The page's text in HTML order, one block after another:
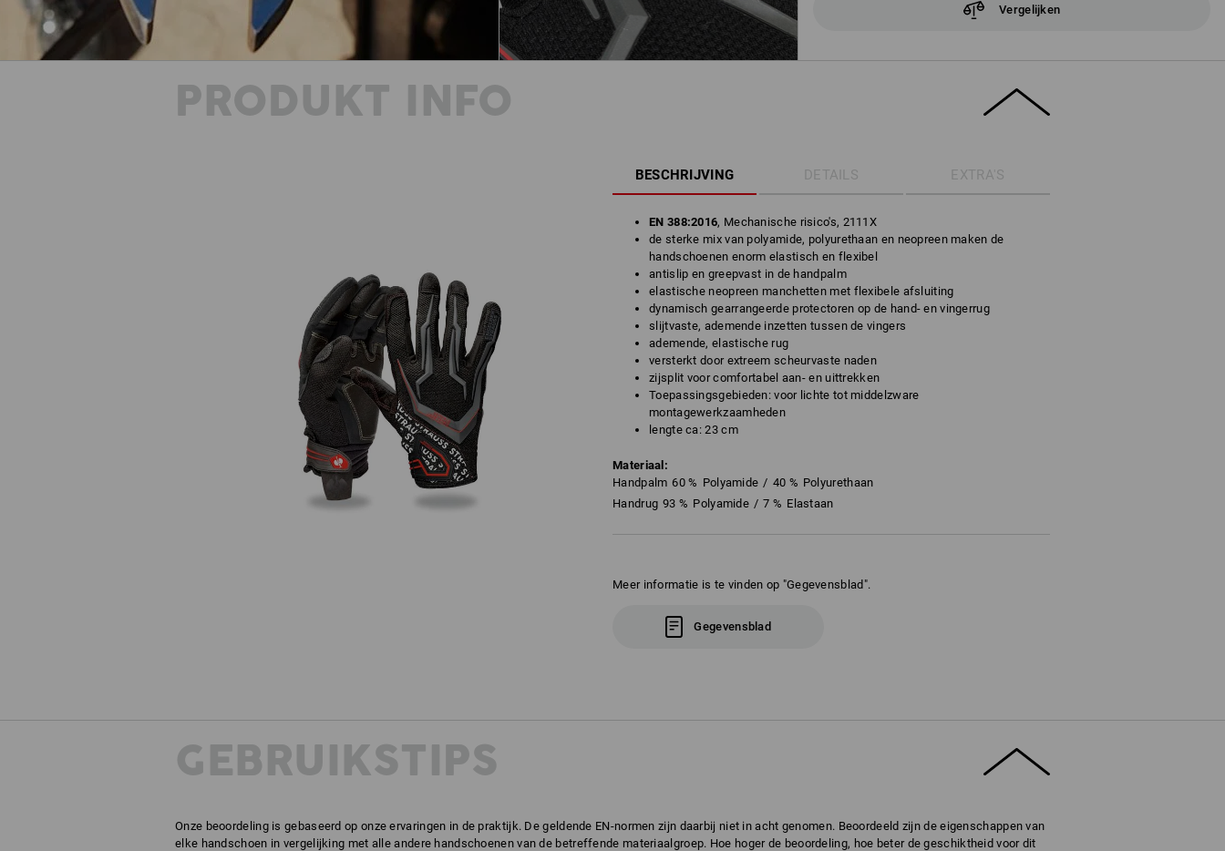
Vergelijken
PRODUKT INFO
BESCHRIJVING DETAILS EXTRA'S
EN 388:2016, Mechanische risico's, 2111X
de sterke mix van polyamide, polyurethaan en neopreen maken de
handschoenen enorm elastisch en flexibel
antislip en greepvast in de handpalm
elastische neopreen manchetten met flexibele afsluiting
dynamisch gearrangeerde protectoren op de hand- en vingerrug
slijtvaste, ademende inzetten tussen de vingers
ademende, elastische rug
versterkt door extreem scheurvaste naden
zijsplit voor comfortabel aan- en uittrekken
Toepassingsgebieden: voor lichte tot middelzware
montagewerkzaamheden
lengte ca: 23 cm
Materiaal:
Handpalm 60 % Polyamide / 40 % Polyurethaan
Handrug 93 % Polyamide / 7 % Elastaan
Meer informatie is te vinden op "Gegevensblad".
Gegevensblad
GEBRUIKSTIPS
Onze beoordeling is gebaseerd op onze ervaringen in de praktijk. De geldende EN-normen zijn daarbij niet in acht genomen. Beoordeeld zijn de eigenschappen van
elke handschoen in vergelijking met alle andere handschoenen van de betreffende materiaalgroep. Hoe hoger de beoordeling, hoe beter de geschiktheid voor dit